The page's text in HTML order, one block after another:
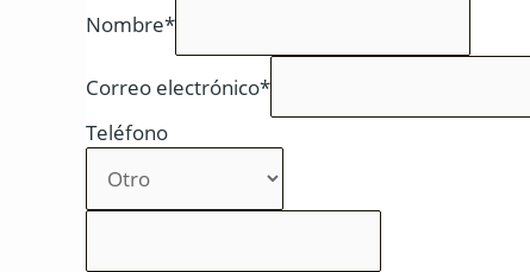
Nombre*
Correo electrónico*
Teléfono